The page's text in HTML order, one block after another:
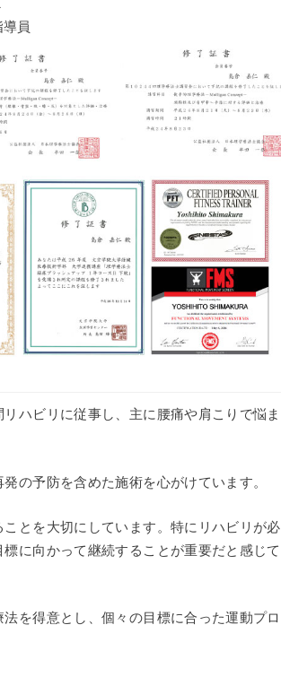
員
ハビリに従事し、主に腰痛や肩こりで悩ま
の予防を含めた施術を心がけています。
とを大切にしています。特にリハビリが必
に向かって継続することが重要だと感じて
を得意とし、個々の目標に合った運動プロ